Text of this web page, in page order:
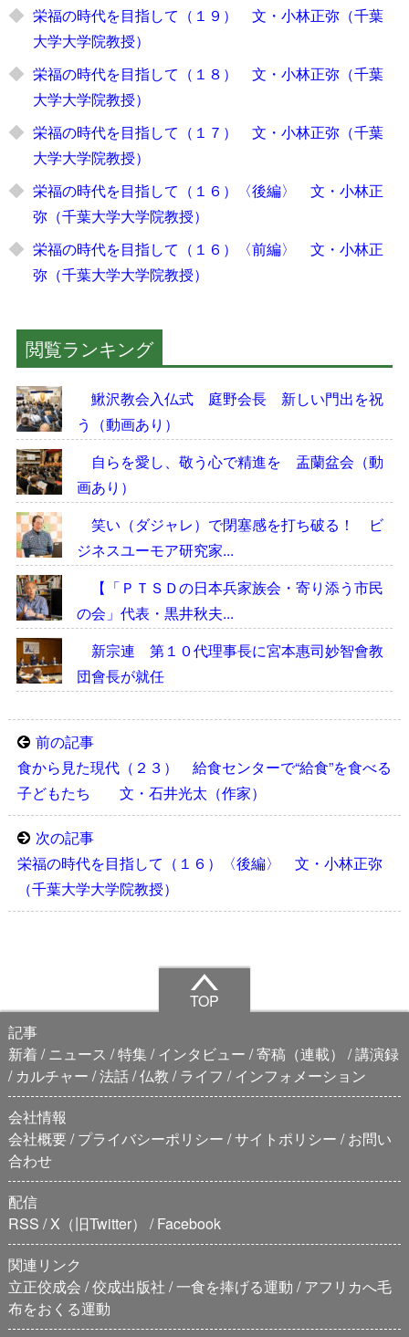
栄福の時代を目指して（１９） 文・小林正弥（千葉
大学大学院教授）
栄福の時代を目指して（１８） 文・小林正弥（千葉
大学大学院教授）
栄福の時代を目指して（１７） 文・小林正弥（千葉
大学大学院教授）
栄福の時代を目指して（１６）〈後編〉 文・小林正
弥（千葉大学大学院教授）
栄福の時代を目指して（１６）〈前編〉 文・小林正
弥（千葉大学大学院教授）
閲覧ランキング
鰍沢教会入仏式 庭野会長 新しい門出を祝
う（動画あり）
自らを愛し、敬う心で精進を 盂蘭盆会（動
画あり）
笑い（ダジャレ）で閉塞感を打ち破る！ ビ
ジネスユーモア研究家...
【「ＰＴＳＤの日本兵家族会・寄り添う市民
の会」代表・黒井秋夫...
新宗連 第１０代理事長に宮本惠司妙智會教
団會長が就任
前の記事
食から見た現代（２３） 給食センターで“給食”を食べる
子どもたち 文・石井光太（作家）
次の記事
栄福の時代を目指して（１６）〈後編〉 文・小林正弥
（千葉大学大学院教授）
TOP
記事
新着
ニュース 特集 インタビュー 寄稿（連載）
講演録
カルチャー 法話 仏教 ライフ
インフォメーション
会社情報
会社概要 プライバシーポリシー サイトポリシー
お問い
合わせ
配信
RSS X（旧Twitter）
Facebook
関連リンク
立正佼成会 佼成出版社 一食を捧げる運動
アフリカへ毛
布をおくる運動